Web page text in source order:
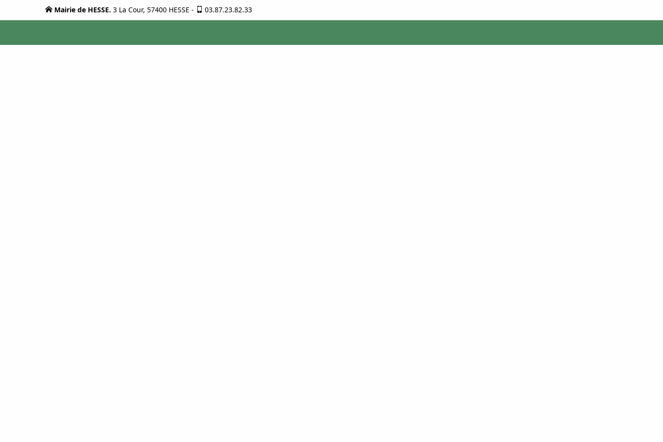
Mairie de HESSE. 3 La Cour, 57400 HESSE - 03.87.23.82.33